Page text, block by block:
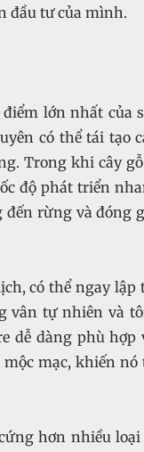
đầu tư của mình.
lớn nhất của
có thể tái tạo
Trong khi cây gỗ
độ phát triển
rừng và đóng
có thể ngay lập
vân tự nhiên và
dễ dàng phù hợp
mạc, khiến nó
hơn nhiều loại